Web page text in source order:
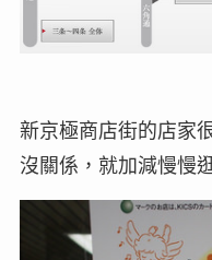
新京極商店街的店家
沒關係，就加減慢慢